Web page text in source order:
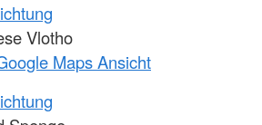
Vlotho
Maps Ansicht